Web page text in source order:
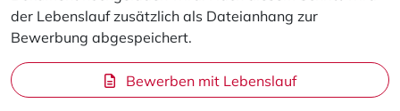
der Lebenslauf zusätzlich als Dateianhang zur
Bewerbung abgespeichert.
Bewerben mit Lebenslauf